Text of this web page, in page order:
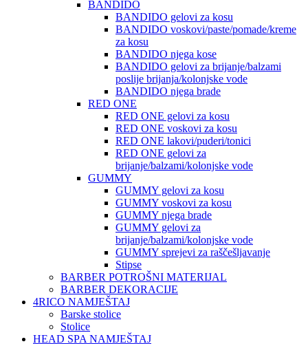
BANDIDO
BANDIDO gelovi za kosu
BANDIDO voskovi/paste/pomade/kreme
za kosu
BANDIDO njega kose
BANDIDO gelovi za brijanje/balzami
poslije brijanja/kolonjske vode
BANDIDO njega brade
RED ONE
RED ONE gelovi za kosu
RED ONE voskovi za kosu
RED ONE lakovi/puderi/tonici
RED ONE gelovi za
brijanje/balzami/kolonjske vode
GUMMY
GUMMY gelovi za kosu
GUMMY voskovi za kosu
GUMMY njega brade
GUMMY gelovi za
brijanje/balzami/kolonjske vode
GUMMY sprejevi za raščešljavanje
Stipse
BARBER POTROŠNI MATERIJAL
BARBER DEKORACIJE
4RICO NAMJEŠTAJ
Barske stolice
Stolice
HEAD SPA NAMJEŠTAJ